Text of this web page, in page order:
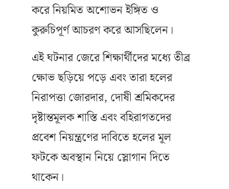
করে নিয়মিত অশোভন ইঙ্গিত ও
কুরুচিপূর্ণ আচরণ করে আসছিলেন।
এই ঘটনার জেরে শিক্ষার্থীদের মধ্যে তীব্র
ক্ষোভ ছড়িয়ে পড়ে এবং তারা হলের
নিরাপত্তা জোরদার, দোষী শ্রমিকদের
দৃষ্টান্তমূলক শাস্তি এবং বহিরাগতদের
প্রবেশ নিয়ন্ত্রণের দাবিতে হলের মূল
ফটকে অবস্থান নিয়ে স্লোগান দিতে
থাকেন।